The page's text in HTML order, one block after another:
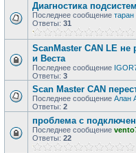
Диагностика
Последнее сообщение таран
Ответы: 31
ScanMaster CAN LE не
и Веста
Последнее сообщение
Ответы: 3
Scan Master CAN
Последнее сообщение Алан
Ответы: 2
проблема с
Последнее сообщение
Ответы: 22